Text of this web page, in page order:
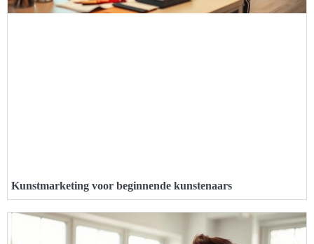
Kunstmarketing voor beginnende kunstenaars